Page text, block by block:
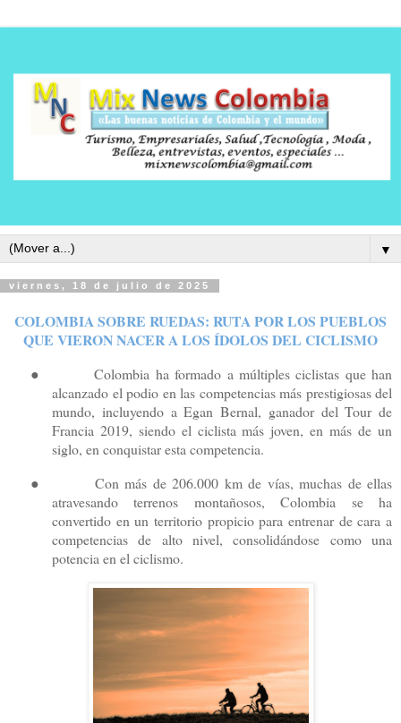
▼
viernes, 18 de julio de 2025
COLOMBIA SOBRE RUEDAS: RUTA POR LOS PUEBLOS
QUE VIERON NACER A LOS ÍDOLOS DEL CICLISMO
●
Colombia ha formado a múltiples ciclistas que han
alcanzado el podio en las competencias más prestigiosas del
mundo, incluyendo a Egan Bernal, ganador del Tour de
Francia 2019, siendo el ciclista más joven, en más de un
siglo, en conquistar esta competencia.
●
Con más de 206.000 km de vías, muchas de ellas
atravesando terrenos montañosos, Colombia se ha
convertido en un territorio propicio para entrenar de cara a
competencias de alto nivel, consolidándose como una
potencia en el ciclismo.